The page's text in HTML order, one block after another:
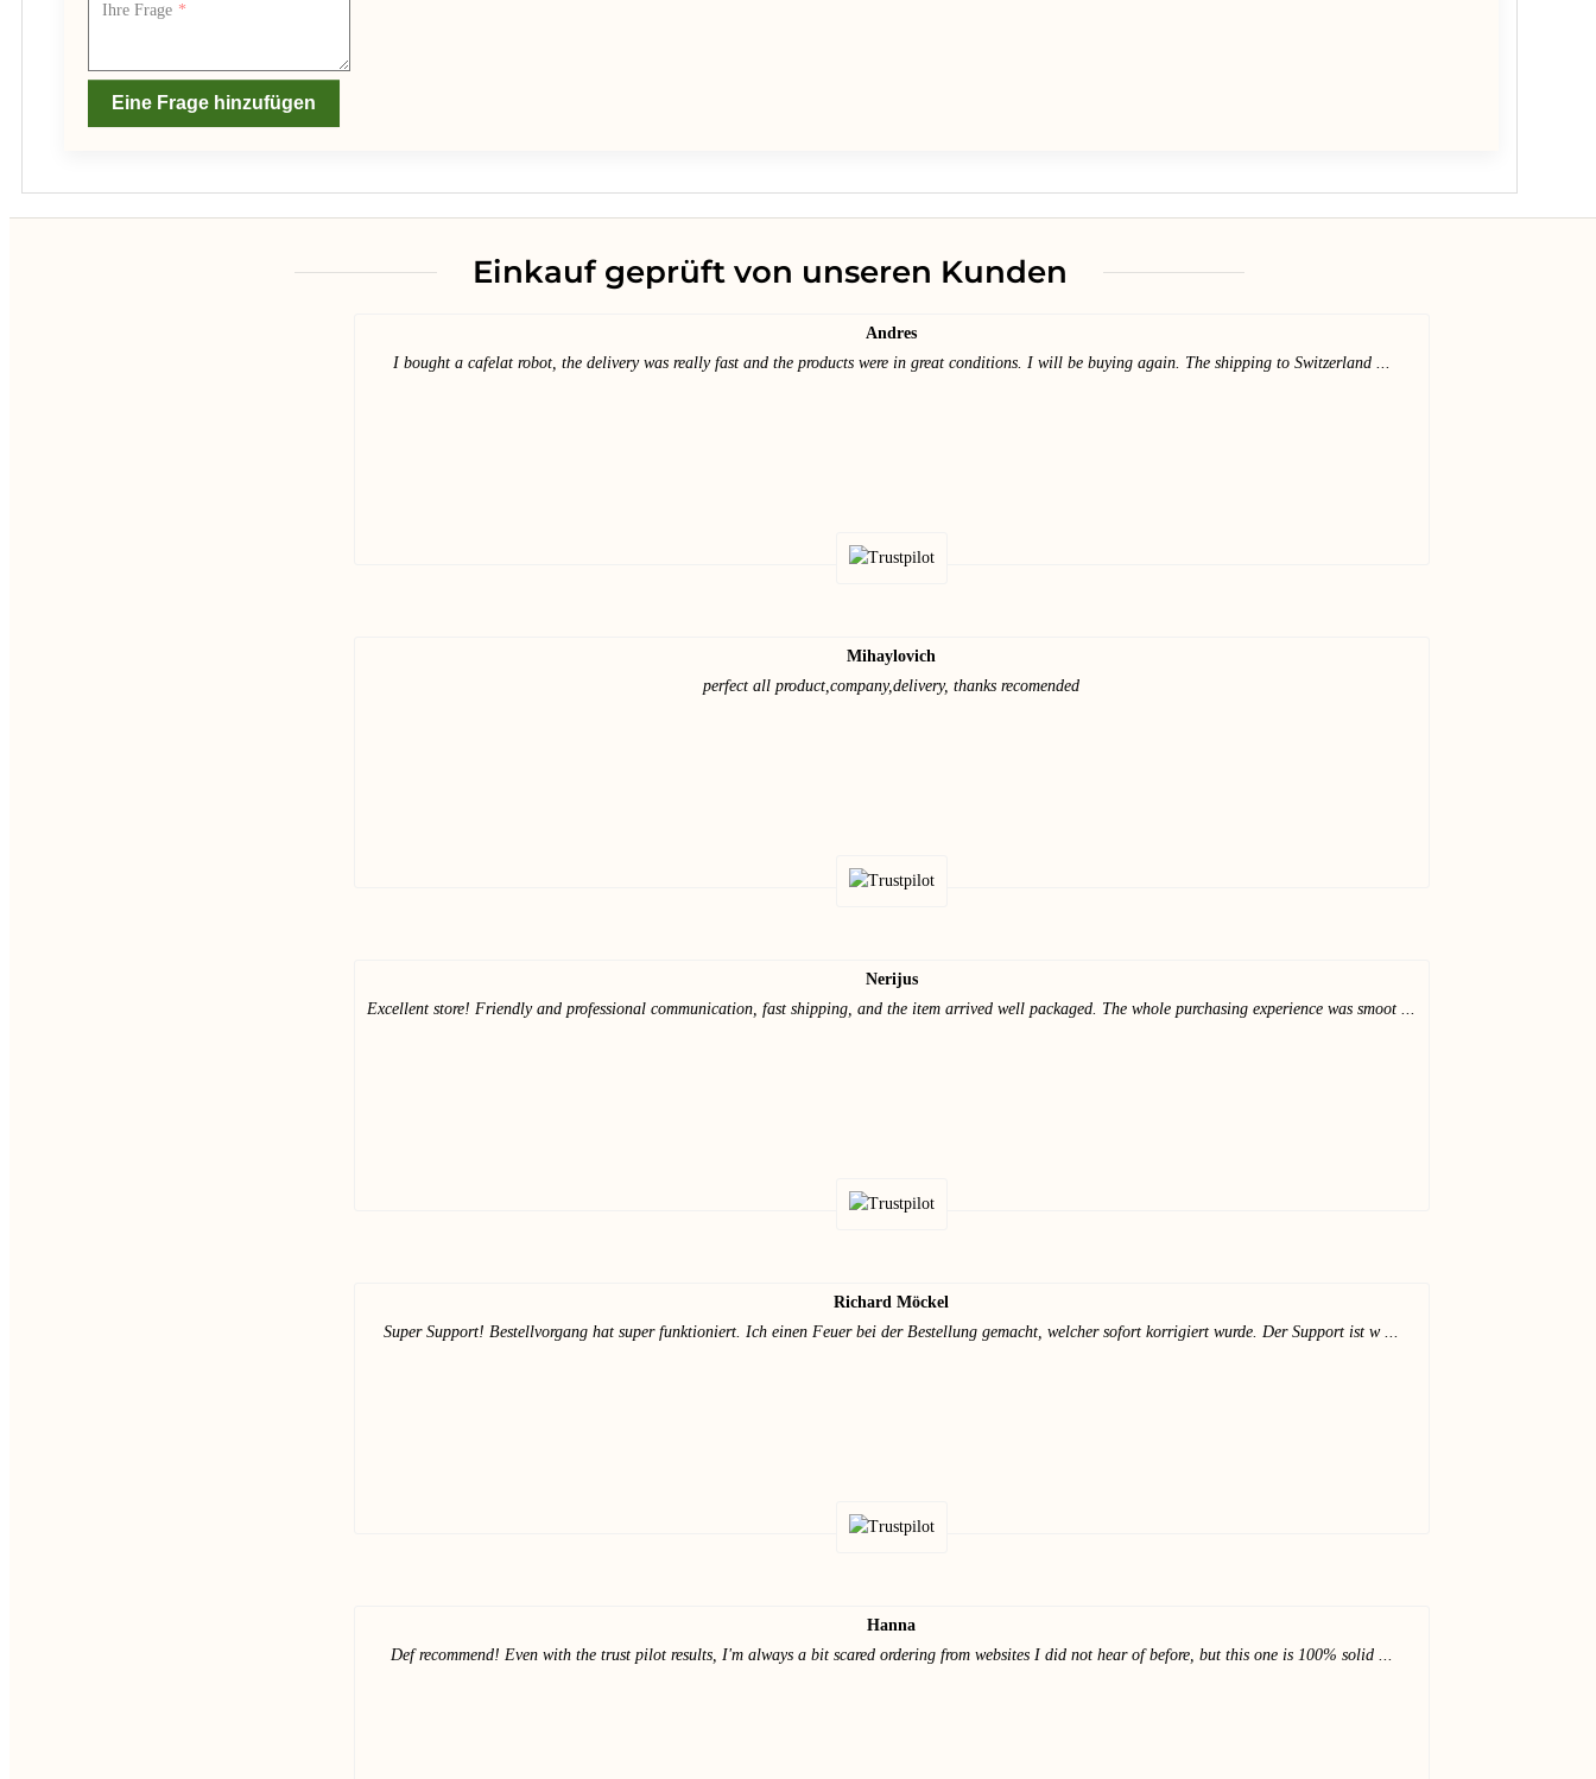
Ihre Frage
Eine Frage hinzufügen
Einkauf geprüft von unseren Kunden
Andres
I bought a cafelat robot, the delivery was really fast and the products were in great conditions. I will be buying again. The shipping to Switzerland ...
Mihaylovich
perfect all product,company,delivery, thanks recomended
Nerijus
Excellent store! Friendly and professional communication, fast shipping, and the item arrived well packaged. The whole purchasing experience was smoot ...
Richard Möckel
Super Support! Bestellvorgang hat super funktioniert. Ich einen Feuer bei der Bestellung gemacht, welcher sofort korrigiert wurde. Der Support ist w ...
Hanna
Def recommend! Even with the trust pilot results, I'm always a bit scared ordering from websites I did not hear of before, but this one is 100% solid ...